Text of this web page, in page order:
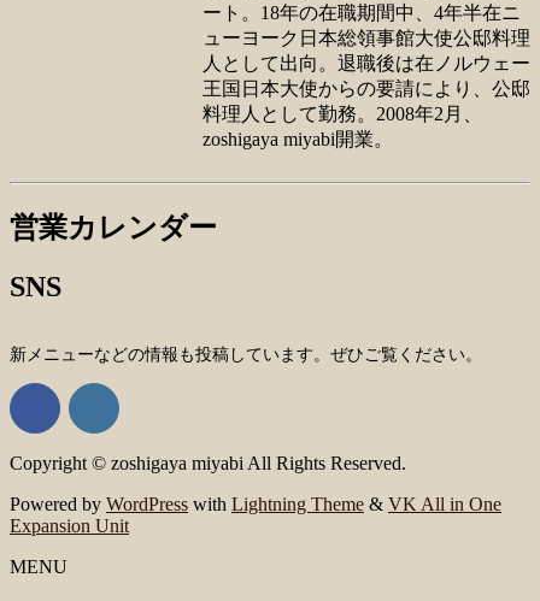
ート。18年の在職期間中、4年半在ニ
ューヨーク日本総領事館大使公邸料理
人として出向。退職後は在ノルウェー
王国日本大使からの要請により、公邸
料理人として勤務。2008年2月、
zoshigaya miyabi開業。
営業カレンダー
SNS
新メニューなどの情報も投稿しています。ぜひご覧ください。
Copyright © zoshigaya miyabi All Rights Reserved.
Powered by WordPress with Lightning Theme & VK All in One
Expansion Unit
MENU